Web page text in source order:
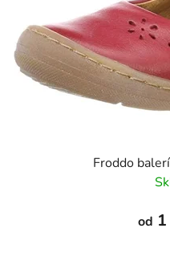
Froddo
od